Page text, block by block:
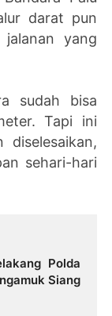
darat pun
yang
sudah bisa
Tapi ini
diselesaikan,
sehari-hari
Polda
Siang